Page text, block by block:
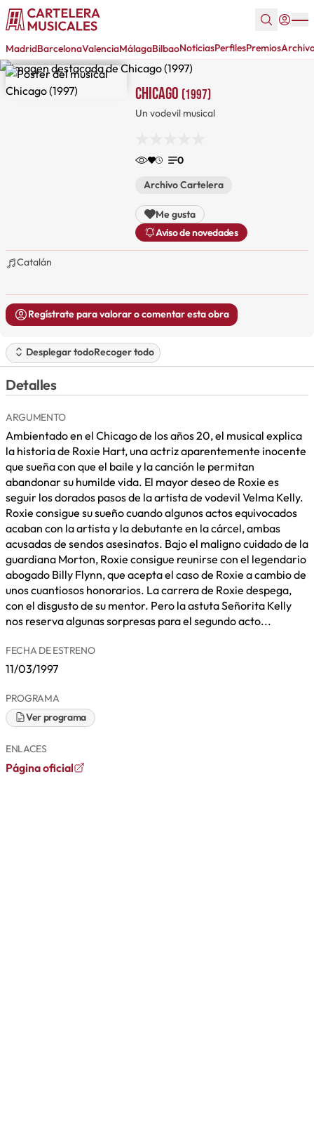
MadridBarcelonaValenciaMálagaBilbaoNoticiasPerfilesPremios
Chicago (1997)
Un vodevil musical
0
Archivo Cartelera
Me gusta
Aviso de novedades
Catalán
Regístrate para valorar o comentar esta obra
Desplegar todoRecoger todo
Detalles
ARGUMENTO
Ambientado en el Chicago de los años 20, el musical explica
la historia de Roxie Hart, una actriz aparentemente inocente
que sueña con que el baile y la canción le permitan
abandonar su humilde vida. El mayor deseo de Roxie es
seguir los dorados pasos de la artista de vodevil Velma Kelly.
Roxie consigue su sueño cuando algunos actos equivocados
acaban con la artista y la debutante en la cárcel, ambas
acusadas de sendos asesinatos. Bajo el maligno cuidado de la
guardiana Morton, Roxie consigue reunirse con el legendario
abogado Billy Flynn, que acepta el caso de Roxie a cambio de
unos cuantiosos honorarios. La carrera de Roxie despega,
con el disgusto de su mentor. Pero la astuta Señorita Kelly
nos reserva algunas sorpresas para el segundo acto...
FECHA DE ESTRENO
11/03/1997
PROGRAMA
Ver programa
ENLACES
Página oficial